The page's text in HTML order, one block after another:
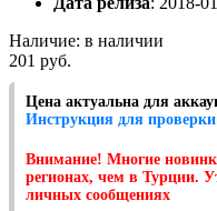
Наличие: в наличии
201 руб.
Цена актуальна для
Инструкция для
Внимание! Многие
регионах, чем в Турции.
личных сообщениях